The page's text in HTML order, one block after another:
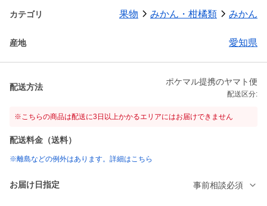
カテゴリ 果物 みかん・柑橘類 みかん
産地 愛知県
配送方法
ポケマル提携のヤマト便
配送区分:
※こちらの商品は配送に3日以上かかるエリアにはお届けできません
配送料金（送料）
※離島などの例外はあります。詳細はこちら
お届け日指定 事前相談必須